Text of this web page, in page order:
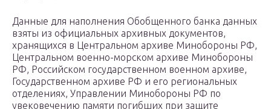
Данные для наполнения Обобщенного банка данных
взяты из официальных архивных документов,
хранящихся в Центральном архиве Минобороны РФ,
Центральном военно-морском архиве Минобороны
РФ, Российском государственном военном архиве,
Государственном архиве РФ и его региональных
отделениях, Управлении Минобороны РФ по
увековечению памяти погибших при защите